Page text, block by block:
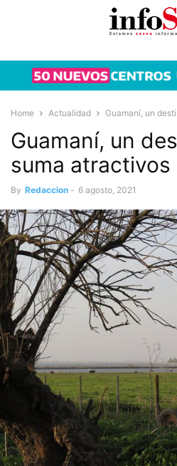
Home Actualidad Guamaní, un
Guamaní, un
suma atractivos
By Redaccion - 6 agosto, 2021